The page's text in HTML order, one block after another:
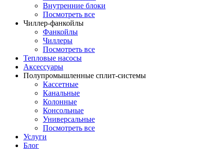
Внутренние блоки
Посмотреть все
Чиллер-фанкойлы
Фанкойлы
Чиллеры
Посмотреть все
Тепловые насосы
Аксессуары
Полупромышленные сплит-системы
Кассетные
Канальные
Колонные
Консольные
Универсальные
Посмотреть все
Услуги
Блог